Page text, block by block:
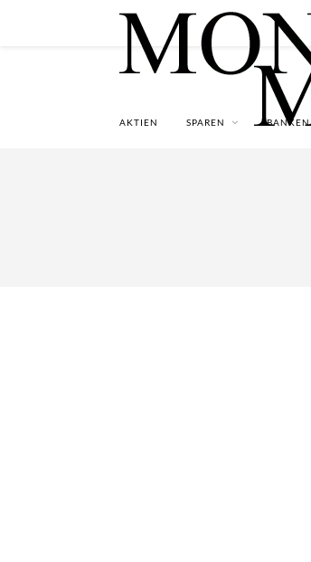
AKTIEN SPAREN BANKEN